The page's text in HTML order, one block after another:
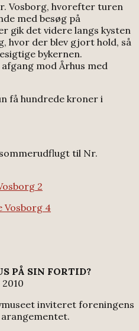
Vosborg, hvorefter turen
med besøg på
gik det videre langs kysten
hvor der blev gjort hold, så
bykernen.
mod Århus med
få hundrede kroner i
til Nr.
PÅ SIN FORTID?
inviteret foreningens